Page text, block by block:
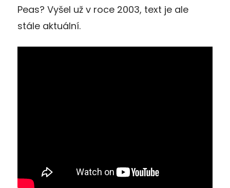
Peas? Vyšel už v roce 2003, text je ale
stále aktuální.